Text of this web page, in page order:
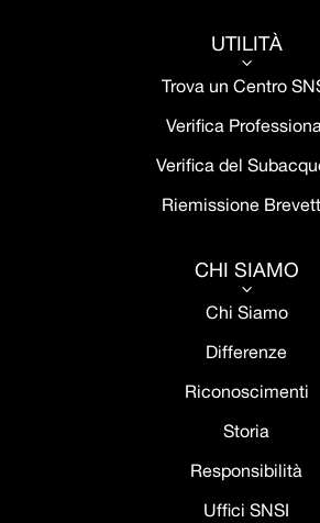
UTILITÀ
3
Trova un Centro
Verifica
Verifica del
Riemissione
CHI SIAMO
3
Chi Siamo
Differenze
Riconoscimenti
Storia
Responsibilità
Uffici SNSI